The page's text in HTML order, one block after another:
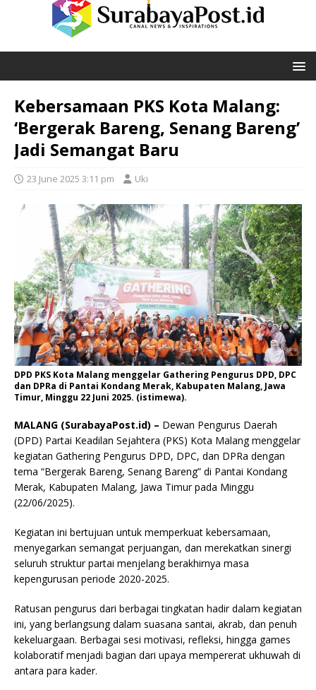
Kebersamaan PKS Kota Malang:
‘Bergerak Bareng, Senang Bareng’
Jadi Semangat Baru
23 June 2025 3:11 pm Uki
DPD PKS Kota Malang menggelar Gathering Pengurus DPD, DPC
dan DPRa di Pantai Kondang Merak, Kabupaten Malang, Jawa
Timur, Minggu 22 Juni 2025. (istimewa).
MALANG (SurabayaPost.id) – Dewan Pengurus Daerah
(DPD) Partai Keadilan Sejahtera (PKS) Kota Malang menggelar
kegiatan Gathering Pengurus DPD, DPC, dan DPRa dengan
tema “Bergerak Bareng, Senang Bareng” di Pantai Kondang
Merak, Kabupaten Malang, Jawa Timur pada Minggu
(22/06/2025).
Kegiatan ini bertujuan untuk memperkuat kebersamaan,
menyegarkan semangat perjuangan, dan merekatkan sinergi
seluruh struktur partai menjelang berakhirnya masa
kepengurusan periode 2020-2025.
Ratusan pengurus dari berbagai tingkatan hadir dalam kegiatan
ini, yang berlangsung dalam suasana santai, akrab, dan penuh
kekeluargaan. Berbagai sesi motivasi, refleksi, hingga games
kolaboratif menjadi bagian dari upaya mempererat ukhuwah di
antara para kader.